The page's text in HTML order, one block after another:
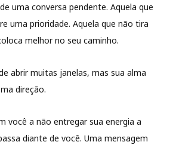
uma conversa pendente. Aquela que
uma prioridade. Aquela que não tira
melhor no seu caminho.
abrir muitas janelas, mas sua alma
direção.
você a não entregar sua energia a
diante de você. Uma mensagem